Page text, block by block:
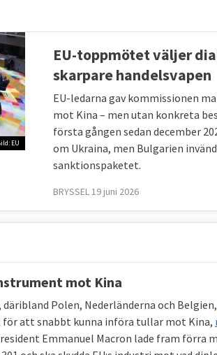
vill ta ett gemensamt ansvar i att
havsfrågor, energi med mera. EU
EU-Kina toppmöten, för att
– EU och Kina vill fokusera på
EU och Kina har under
där syftet varit att locka fler
Kina med varandra?
och EU lägger sig i för mycket
för företag.
respekt för demokrati, mänskliga
kritiserar ofta EU för att lägga sig i
EU
EU-toppmötet väljer
skarpare handelsvapen
EU-ledarna gav kommissionen
mot Kina – men utan konkreta
första gången sedan december
om Ukraina, men Bulgarien
sanktionspaketet.
BRYSSEL 19 juni 2026
mot Kina
däribland Polen, Nederländerna och
att snabbt kunna införa tullar mot Kina,
Emmanuel Macron lade fram förra